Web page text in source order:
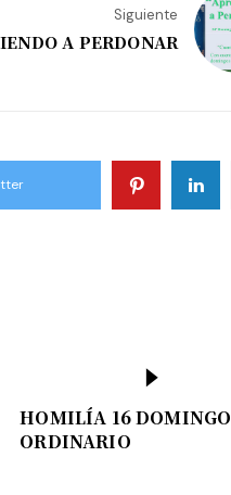
Siguiente
A PERDONAR
HOMILÍA 16 DOMINGO
ORDINARIO